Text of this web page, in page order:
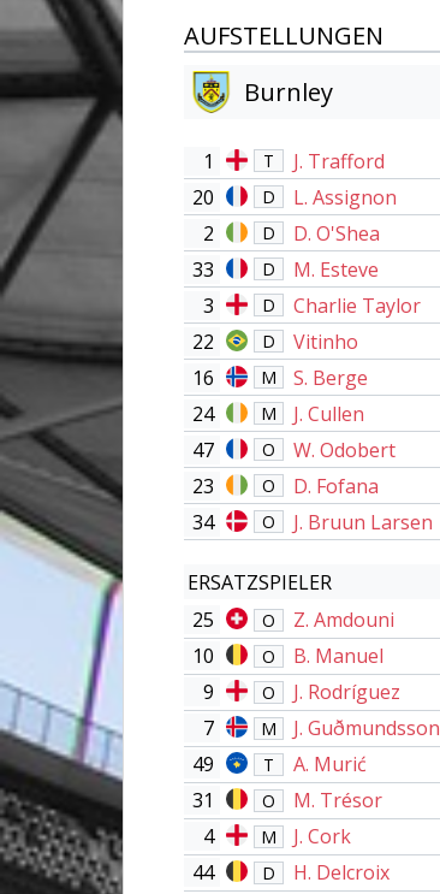
AUFSTELLUNGEN
Burnley
1 T
J. Trafford
20
D
L. Assignon
2
D D. O'Shea
33 D
M. Esteve
3
D
Charlie Taylor
22
D Vitinho
16 M
S. Berge
24
M J. Cullen
47 O
W. Odobert
23
O
D. Fofana
34
O J. Bruun Larsen
ERSATZSPIELER
25
O Z. Amdouni
10 O B. Manuel
9 O J. Rodríguez
7 M J. Guðmunds­son
49 T
A. Murić
31
O
M. Trésor
4
M
J. Cork
44
D
H. Delcroix